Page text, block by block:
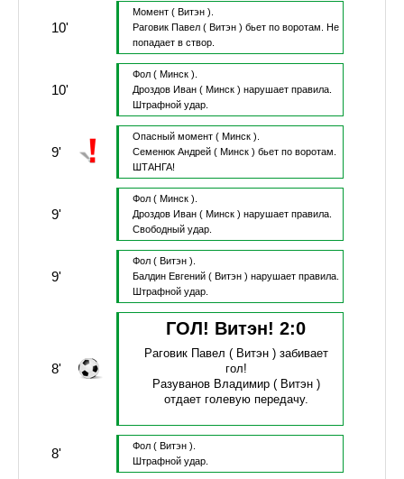
10'
Момент ( Витэн ).
Раговик Павел( Витэн ) бьет по воротам.
Не
попадает в створ.
10'
Фол ( Минск ).
Дроздов Иван( Минск ) нарушает правила.
Штрафной удар.
9'
Опасный момент ( Минск ).
Семенюк Андрей( Минск ) бьет по воротам.
ШТАНГА!
9'
Фол ( Минск ).
Дроздов Иван( Минск ) нарушает правила.
Свободный удар.
9'
Фол ( Витэн ).
Балдин Евгений( Витэн ) нарушает правила.
Штрафной удар.
8'
ГОЛ! Витэн!2:0
Раговик Павел ( Витэн ) забивает
гол!
Разуванов Владимир( Витэн )
отдает голевую передачу.
8' Фол ( Витэн ).
Штрафной удар.